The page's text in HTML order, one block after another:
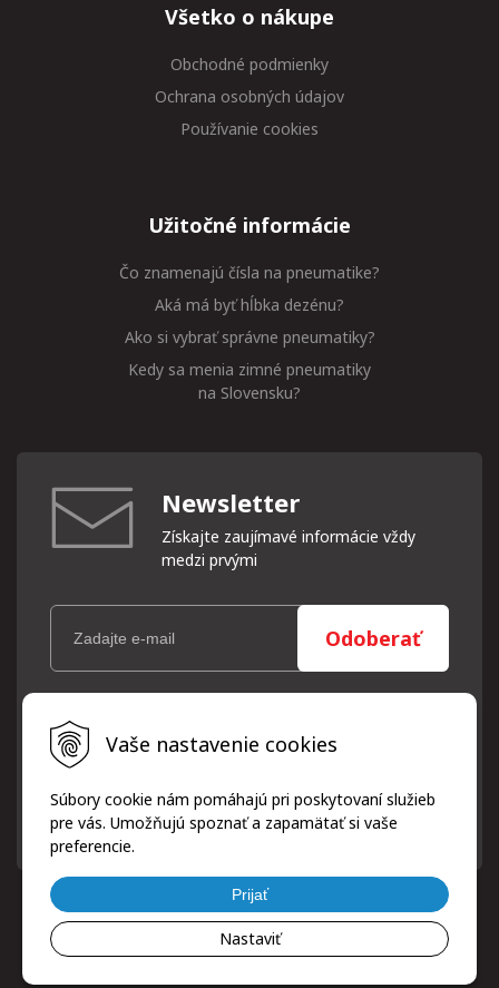
Vaše nastavenie cookies
Súbory cookie nám pomáhajú pri poskytovaní služieb
pre vás. Umožňujú spoznať a zapamätať si vaše
preferencie.
Prijať
Nastaviť
Všetko o nákupe
Obchodné podmienky
Ochrana osobných údajov
Používanie cookies
Užitočné informácie
Čo znamenajú čísla na pneumatike?
Aká má byť hĺbka dezénu?
Ako si vybrať správne pneumatiky?
Kedy sa menia zimné pneumatiky
na Slovensku?
Newsletter
Získajte zaujímavé informácie vždy
medzi prvými
Odoberať
Vaše osobné údaje (email) budeme spracovávať len za týmto
účelom v súlade s platnou legislatívou a zásadami ochrany
osobných údajov. Súhlas potvrdíte kliknutím na odkaz, ktorý
písomne, emailom alebo kliknutím na odkaz z ktoréhokoľvek
informačného emailu.
© 2026 ProfiPneuServis!